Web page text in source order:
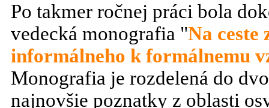
Po takmer ročnej práci bola
vedecká monografia "Na ceste
informálneho k formálnemu
Monografia je rozdelená do
najnovšie poznatky z oblasti